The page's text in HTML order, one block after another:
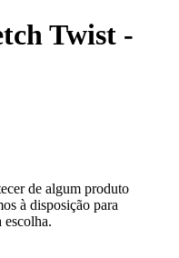
Twist -
de algum produto
à disposição para